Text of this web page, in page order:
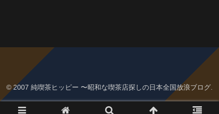
© 2007 純喫茶ヒッピー 〜昭和な喫茶店探しの日本全国放浪ブログ.